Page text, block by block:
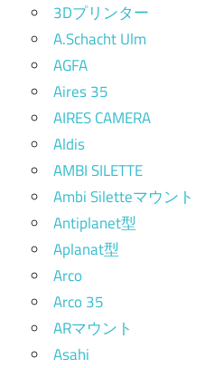
3Dプリンター
A.Schacht Ulm
AGFA
Aires 35
AIRES CAMERA
Aldis
AMBI SILETTE
Ambi Siletteマウント
Antiplanet型
Aplanat型
Arco
Arco 35
ARマウント
Asahi